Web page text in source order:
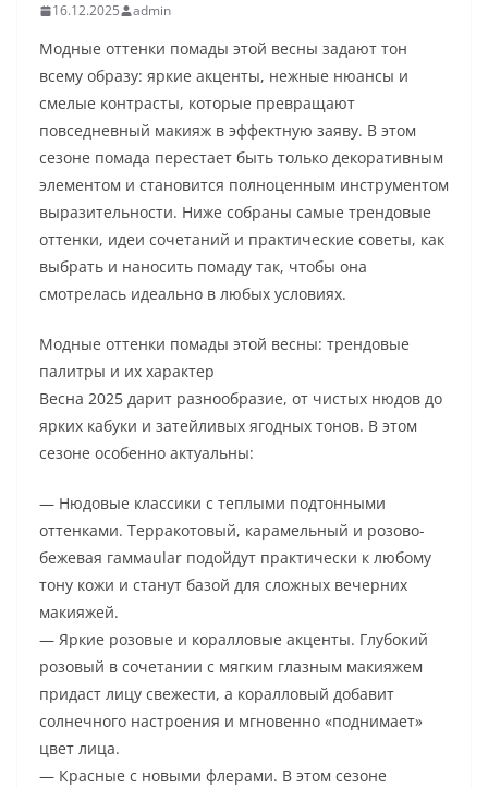
16.12.2025 admin
Модные оттенки помады этой весны задают тон
всему образу: яркие акценты, нежные нюансы и
смелые контрасты, которые превращают
повседневный макияж в эффектную заяву. В этом
сезоне помада перестает быть только декоративным
элементом и становится полноценным инструментом
выразительности. Ниже собраны самые трендовые
оттенки, идеи сочетаний и практические советы, как
выбрать и наносить помаду так, чтобы она
смотрелась идеально в любых условиях.
Модные оттенки помады этой весны: трендовые
палитры и их характер
Весна 2025 дарит разнообразие, от чистых нюдов до
ярких кабуки и затейливых ягодных тонов. В этом
сезоне особенно актуальны:
— Нюдовые классики с теплыми подтонными
оттенками. Терракотовый, карамельный и розово-
бежевая гаммаular подойдут практически к любому
тону кожи и станут базой для сложных вечерних
макияжей.
— Яркие розовые и коралловые акценты. Глубокий
розовый в сочетании с мягким глазным макияжем
придаст лицу свежести, а коралловый добавит
солнечного настроения и мгновенно «поднимает»
цвет лица.
— Красные с новыми флерами. В этом сезоне